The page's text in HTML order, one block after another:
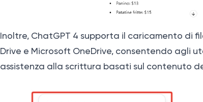
Inoltre, ChatGPT 4 supporta il caricamento di
Drive e Microsoft OneDrive, consentendo agli
assistenza alla scrittura basati sul contenuto